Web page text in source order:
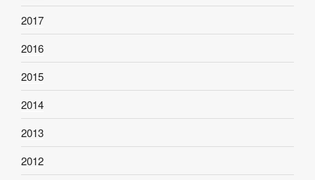
2017
2016
2015
2014
2013
2012